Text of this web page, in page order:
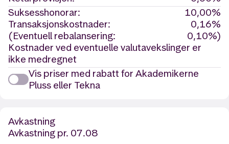
Suksesshonorar:
10,00%
Transaksjonskostnader:
0,16%
(Eventuell rebalansering:
0,10%)
Kostnader ved eventuelle valutavekslinger er
ikke medregnet
Vis priser med rabatt for Akademikerne
Pluss eller Tekna
Avkastning
Avkastning pr. 07.08